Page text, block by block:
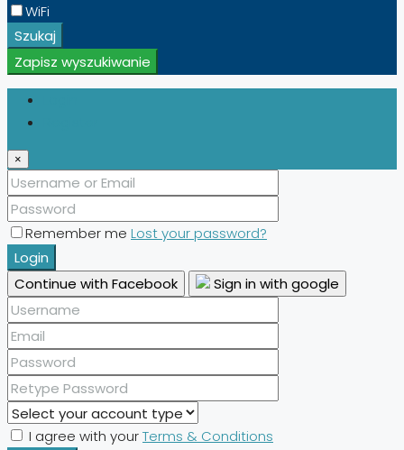
WiFi
Szukaj
Zapisz wyszukiwanie
×
Remember me Lost your password?
Login
Continue with Facebook
Sign in with google
I agree with yourTerms & Conditions